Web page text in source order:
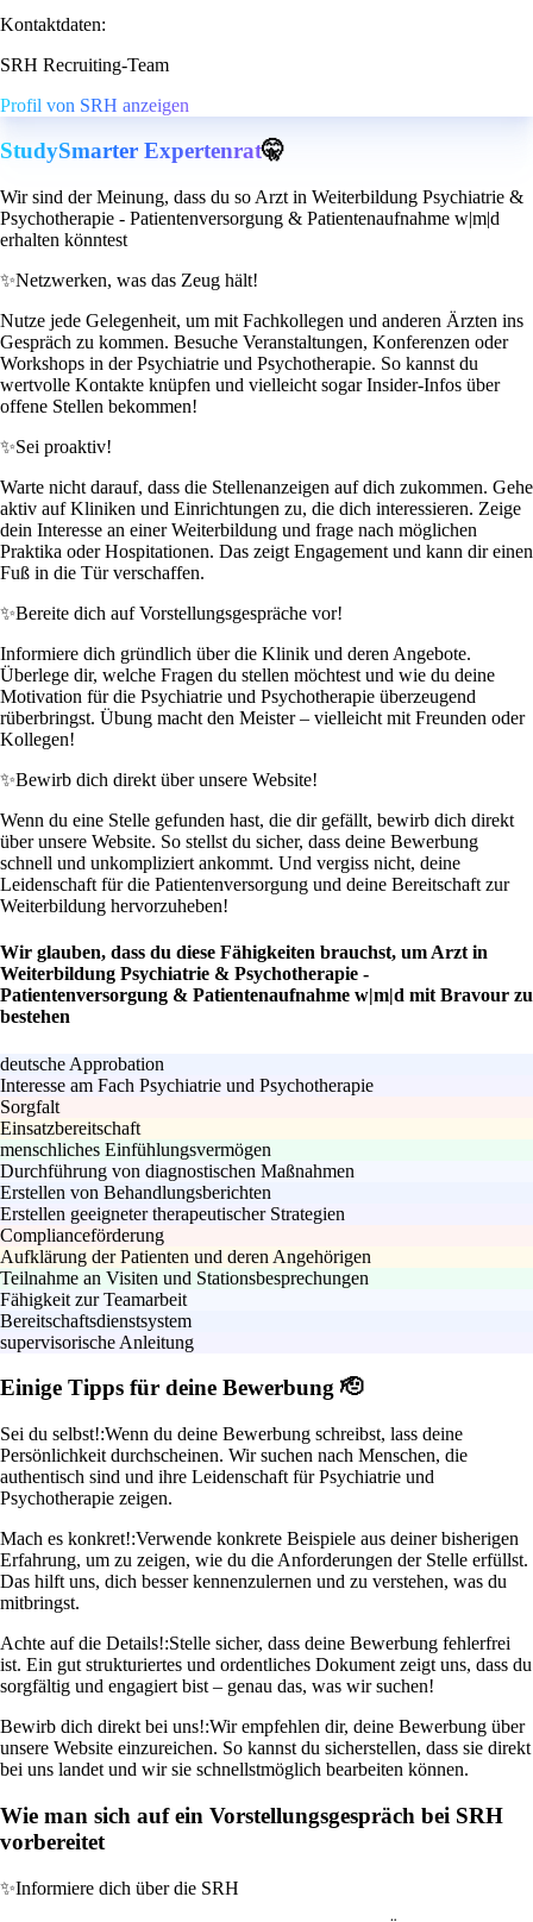
Kontaktdaten:
SRH Recruiting-Team
Profil von SRH anzeigen
StudySmarter Expertenrat🤫
Wir sind der Meinung, dass du so Arzt in Weiterbildung Psychiatrie &
Psychotherapie - Patientenversorgung & Patientenaufnahme w|m|d
erhalten könntest
✨Netzwerken, was das Zeug hält!
Nutze jede Gelegenheit, um mit Fachkollegen und anderen Ärzten ins
Gespräch zu kommen. Besuche Veranstaltungen, Konferenzen oder
Workshops in der Psychiatrie und Psychotherapie. So kannst du
wertvolle Kontakte knüpfen und vielleicht sogar Insider-Infos über
offene Stellen bekommen!
✨Sei proaktiv!
Warte nicht darauf, dass die Stellenanzeigen auf dich zukommen. Gehe
aktiv auf Kliniken und Einrichtungen zu, die dich interessieren. Zeige
dein Interesse an einer Weiterbildung und frage nach möglichen
Praktika oder Hospitationen. Das zeigt Engagement und kann dir einen
Fuß in die Tür verschaffen.
✨Bereite dich auf Vorstellungsgespräche vor!
Informiere dich gründlich über die Klinik und deren Angebote.
Überlege dir, welche Fragen du stellen möchtest und wie du deine
Motivation für die Psychiatrie und Psychotherapie überzeugend
rüberbringst. Übung macht den Meister – vielleicht mit Freunden oder
Kollegen!
✨Bewirb dich direkt über unsere Website!
Wenn du eine Stelle gefunden hast, die dir gefällt, bewirb dich direkt
über unsere Website. So stellst du sicher, dass deine Bewerbung
schnell und unkompliziert ankommt. Und vergiss nicht, deine
Leidenschaft für die Patientenversorgung und deine Bereitschaft zur
Weiterbildung hervorzuheben!
Wir glauben, dass du diese Fähigkeiten brauchst, um Arzt in
Weiterbildung Psychiatrie & Psychotherapie -
Patientenversorgung & Patientenaufnahme w|m|d mit Bravour zu
bestehen
deutsche Approbation
Interesse am Fach Psychiatrie und Psychotherapie
Sorgfalt
Einsatzbereitschaft
menschliches Einfühlungsvermögen
Durchführung von diagnostischen Maßnahmen
Erstellen von Behandlungsberichten
Erstellen geeigneter therapeutischer Strategien
Complianceförderung
Aufklärung der Patienten und deren Angehörigen
Teilnahme an Visiten und Stationsbesprechungen
Fähigkeit zur Teamarbeit
Bereitschaftsdienstsystem
supervisorische Anleitung
Einige Tipps für deine Bewerbung 🫡
Sei du selbst!:Wenn du deine Bewerbung schreibst, lass deine
Persönlichkeit durchscheinen. Wir suchen nach Menschen, die
authentisch sind und ihre Leidenschaft für Psychiatrie und
Psychotherapie zeigen.
Mach es konkret!:Verwende konkrete Beispiele aus deiner bisherigen
Erfahrung, um zu zeigen, wie du die Anforderungen der Stelle erfüllst.
Das hilft uns, dich besser kennenzulernen und zu verstehen, was du
mitbringst.
Achte auf die Details!:Stelle sicher, dass deine Bewerbung fehlerfrei
ist. Ein gut strukturiertes und ordentliches Dokument zeigt uns, dass du
sorgfältig und engagiert bist – genau das, was wir suchen!
Bewirb dich direkt bei uns!:Wir empfehlen dir, deine Bewerbung über
unsere Website einzureichen. So kannst du sicherstellen, dass sie direkt
bei uns landet und wir sie schnellstmöglich bearbeiten können.
Wie man sich auf ein Vorstellungsgespräch bei SRH
vorbereitet
✨Informiere dich über die SRH